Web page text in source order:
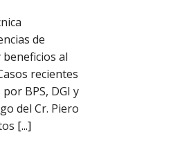
de
al
recientes
BPS, DGI y
del Cr. Piero
[...]